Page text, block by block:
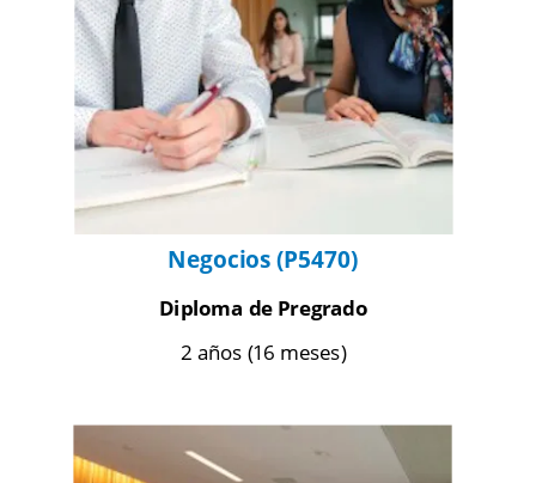
Negocios (P5470)
Diploma de Pregrado
2 años (16 meses)